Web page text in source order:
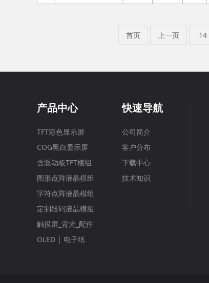
首页 上一页 14
产品中心
TFT彩色显示屏
COG黑白显示屏
含驱动板TFT模组
图形点阵液晶模组
字符点阵液晶模组
定制段码液晶模组
触摸屏_背光_配件
OLED | 电子纸
快速导航
公司简介
客户分布
下载中心
技术知识